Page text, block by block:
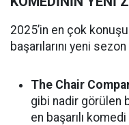
2025’in en çok
başarılarını yeni
The Chair
gibi nadir görülen
en başarılı